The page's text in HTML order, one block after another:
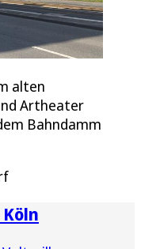
alten
Artheater
Bahndamm